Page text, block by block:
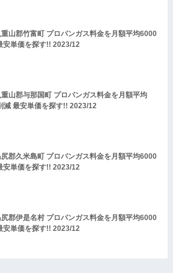
山郡竹富町 プロパンガス料金を月額平均6000
安単価を探す!! 2023/12
山郡与那国町 プロパンガス料金を月額平均
減 最安単価を探す!! 2023/12
郡久米島町 プロパンガス料金を月額平均6000
安単価を探す!! 2023/12
郡伊是名村 プロパンガス料金を月額平均6000
安単価を探す!! 2023/12